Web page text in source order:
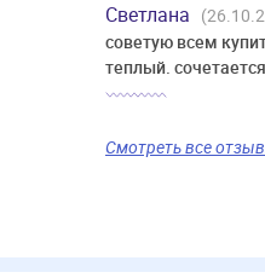
Светлана
советую всем
теплый.
Смотреть все